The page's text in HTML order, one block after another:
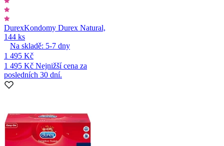
DurexKondomy Durex Natural,
144 ks
Na skladě: 5-7 dny
1 495 Kč
1 495 Kč Nejnižší cena za
posledních 30 dní.